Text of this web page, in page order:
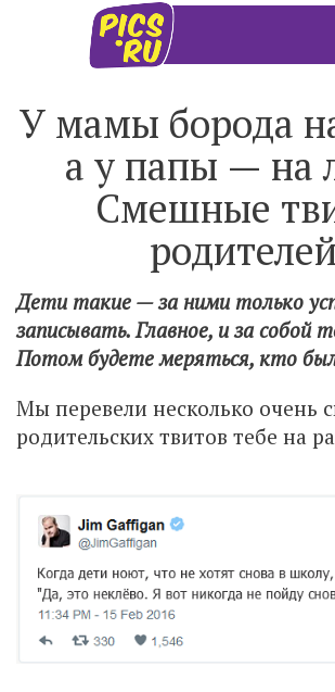
У мамы борода
а у папы — на
Смешные
родителей
Дети такие — за ними только
записывать. Главное, и за собой
Потом будете меряться, кто
Мы перевели несколько очень
родительских твитов тебе на